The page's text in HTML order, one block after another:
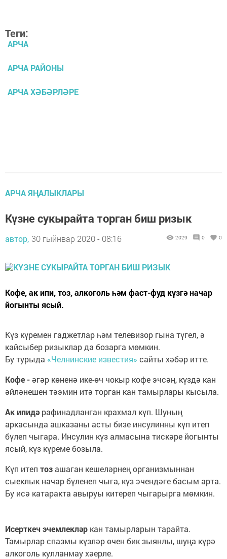
Теги:
АРЧА
АРЧА РАЙОНЫ
АРЧА ХӘБӘРЛӘРЕ
АРЧА ЯҢАЛЫКЛАРЫ
Күзне сукырайта торган биш ризык
автор, 30 гыйнвар 2020 - 08:16 2029 0 0
Кофе, ак ипи, тоз, алкоголь һәм фаст-фуд күзгә начар
йогынты ясый.
Күз күремен гаджетлар һәм телевизор гына түгел, ә
кайсыбер ризыклар да бозарга мөмкин.
Бу турыда «Челнинские известия» сайты хәбәр итте.
Кофе - әгәр көненә ике-өч чокыр кофе эчсәң, күздә кан
әйләнешен тәэмин итә торган кан тамырлары кысыла.
Ак ипидәрафинадланган крахмал күп. Шуның
аркасында ашказаны асты бизе инсулинны күп итеп
бүлеп чыгара. Инсулин күз алмасына тискәре йогынты
ясый, күз күреме бозыла.
Күп итеп тозашаган кешеләрнең организмыннан
сыеклык начар бүленеп чыга, күз эчендәге басым арта.
Бу исә катаракта авыруы китереп чыгарырга мөмкин.
Исерткеч эчемлекләр кан тамырларын тарайта.
Тамырлар спазмы күзләр өчен бик зыянлы, шуңа күрә
алкоголь кулланмау хәерле.